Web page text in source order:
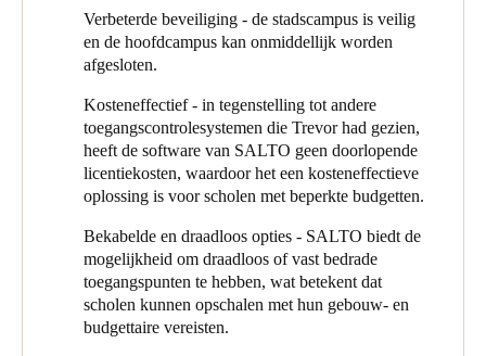
Sla nieuwe selectie op als standaard
gebruikt, kan het college ouders een herinnering sturen over
welk gebied ze moeten gebruiken voor de jaargroep van hun
Nu twee succesvolle projecten zijn afgerond, heeft Trevor, met
behulp van Eclipse, het bereik van het SALTO-systeem
uitgebreid. De volgende cabine van de rang was de veilige IT-
gebieden zoals de serverruimte, zodat het college kon volgen
wie er toegang toe had gehad.
Het college huurt zijn sportfaciliteiten in bij externe clubs, maar
het beheer van de mechanische sleutels was een hoofdpijn.
“Gebruikers zouden een sleutel bekijken en deze kwijtraken of
vergeten terug te komen, en er was geen toezicht op of clubs
zich aan hun toegewezen dagen en tijden hielden”, zegt Trevor.
Verbeterde beveiliging - de stadscampus is veilig
en de hoofdcampus kan onmiddellijk worden
afgesloten.
Kosteneffectief - in tegenstelling tot andere
toegangscontrolesystemen die Trevor had gezien,
heeft de software van SALTO geen doorlopende
licentiekosten, waardoor het een kosteneffectieve
oplossing is voor scholen met beperkte budgetten.
Bekabelde en draadloos opties - SALTO biedt de
mogelijkheid om draadloos of vast bedrade
toegangspunten te hebben, wat betekent dat
scholen kunnen opschalen met hun gebouw- en
budgettaire vereisten.